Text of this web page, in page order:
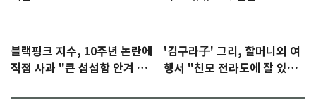
블랙핑크 지수, 10주년 논란에
직접 사과 "큰 섭섭함 안겨 미
'김구라子' 그리, 할머니외 여
행서 "친모 전라도에 잘 있